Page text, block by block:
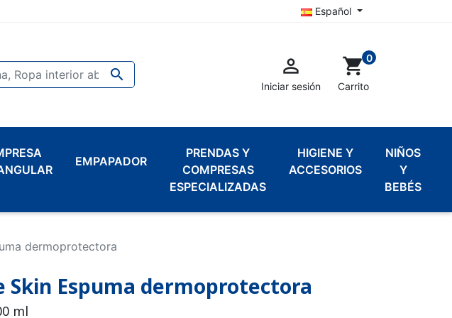
Español
 
Iniciar sesión
shopping_cart0
Carrito
EMPAPADOR
PRENDAS Y
COMPRESAS
ESPECIALIZADAS
HIGIENE Y
ACCESORIOS
NIÑOS
Y
BEBÉS
dermoprotectora
Skin Espuma dermoprotectora
ml